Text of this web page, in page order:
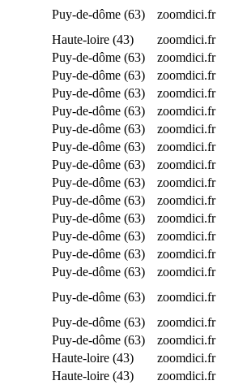
Puy-de-dôme (63)
zoomdici.fr
Haute-loire (43)
zoomdici.fr
Puy-de-dôme (63)
zoomdici.fr
Puy-de-dôme (63)
zoomdici.fr
Puy-de-dôme (63)
zoomdici.fr
Puy-de-dôme (63)
zoomdici.fr
Puy-de-dôme (63)
zoomdici.fr
Puy-de-dôme (63)
zoomdici.fr
Puy-de-dôme (63)
zoomdici.fr
Puy-de-dôme (63)
zoomdici.fr
Puy-de-dôme (63)
zoomdici.fr
Puy-de-dôme (63)
zoomdici.fr
Puy-de-dôme (63)
zoomdici.fr
Puy-de-dôme (63)
zoomdici.fr
Puy-de-dôme (63)
zoomdici.fr
Puy-de-dôme (63)
zoomdici.fr
Puy-de-dôme (63)
zoomdici.fr
Puy-de-dôme (63)
zoomdici.fr
Haute-loire (43)
zoomdici.fr
Haute-loire (43)
zoomdici.fr